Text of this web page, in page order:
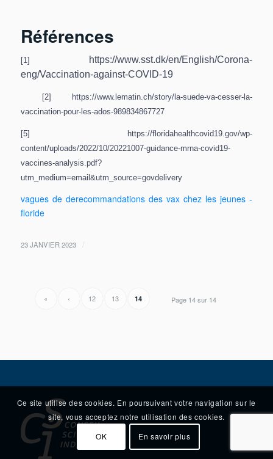
Références
[1]
https://www.sst.dk/en/English/Corona-
eng/Vaccination-against-COVID-19
[2] https://www.lematin.ch/story/la-suede-va-cesser-la-
vaccination-pour-les-ados-989834867727
[5] https://floridahealthcovid19.gov/wp-
content/uploads/2022/10/20221007-guidance-mrna-covid19-
vaccines-analysis.pdf?
utm_medium=email&utm_source=govdelivery
vagues de derecommandations des vax chez les jeunes -
floride
23 JANVIER 2023 /
Page 14 sur 14
« ‹ 12 13 14
Ce site utilise des cookies. En poursuivant votre navigation sur le
site, vous acceptez notre utilisation des cookies.
OK
En savoir plus